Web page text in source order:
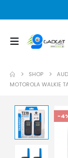
SHOP
MOTOROLA WALKIE
-